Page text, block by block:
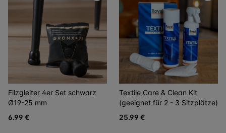
Filzgleiter 4er Set schwarz
Ø19-25 mm
6.99 €
Textile Care & Clean Kit
(geeignet für 2 - 3 Sitzplätze)
25.99 €